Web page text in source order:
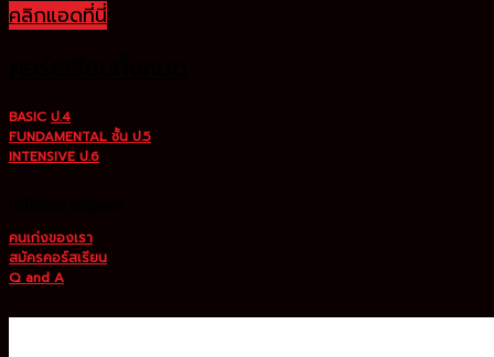
คลิกแอดที่นี่
BASIC ป.4
FUNDAMENTAL ชั้น ป.5
INTENSIVE ป.6
คนเก่งของเรา
สมัครคอร์สเรียน
Q and A